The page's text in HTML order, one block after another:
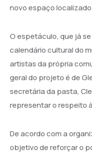
novo espaço
O espetáculo, que já
calendário cultural do
artistas da própria
geral do projeto é de
secretária da pasta,
representar o respeito
De acordo com a
objetivo de reforçar o